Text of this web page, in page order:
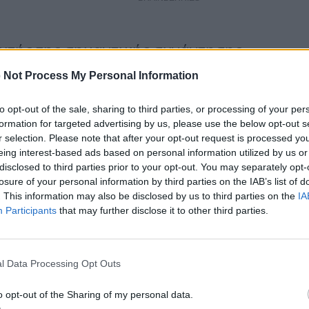
Not Process My Personal Information
opt-out of the sale, sharing to third parties, or processing of your
for targeted advertising by us, please use the below opt-out
selection. Please note that after your opt-out request is processed
interest-based ads based on personal information utilized by us
to third parties prior to your opt-out. You may separately
of your personal information by third parties on the IAB’s list of
This information may also be disclosed by us to third parties on the
Participants that may further disclose it to other third parties.
Data Processing Opt Outs
opt-out of the Sharing of my personal data.
της σημαντικής συνάντησης
και να απαντήσουμε στην
της Ελλάδας»,
της Ευρωπαϊκής
«είμαστε στη διαδικασίας
αποκατάστασης της
θεμελιώδης
μεταξύ άλλων ο